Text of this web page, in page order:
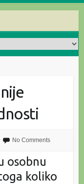
No Comments
osobnu
koliko